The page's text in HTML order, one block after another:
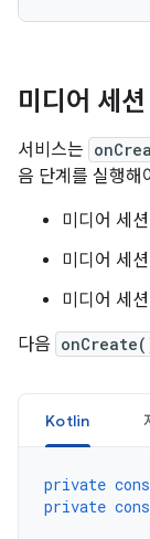
미디어 세
서비스는
음 단계를 실행해
미디어 세
미디어 세
미디어 세
다음
Kotlin
private
private